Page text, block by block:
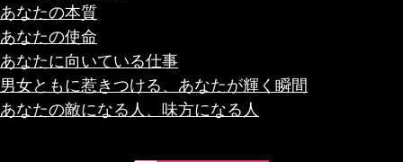
あなたの本質
あなたの使命
あなたに向いている仕事
男女ともに惹きつける、あなたが輝く瞬間
あなたの敵になる人、味方になる人